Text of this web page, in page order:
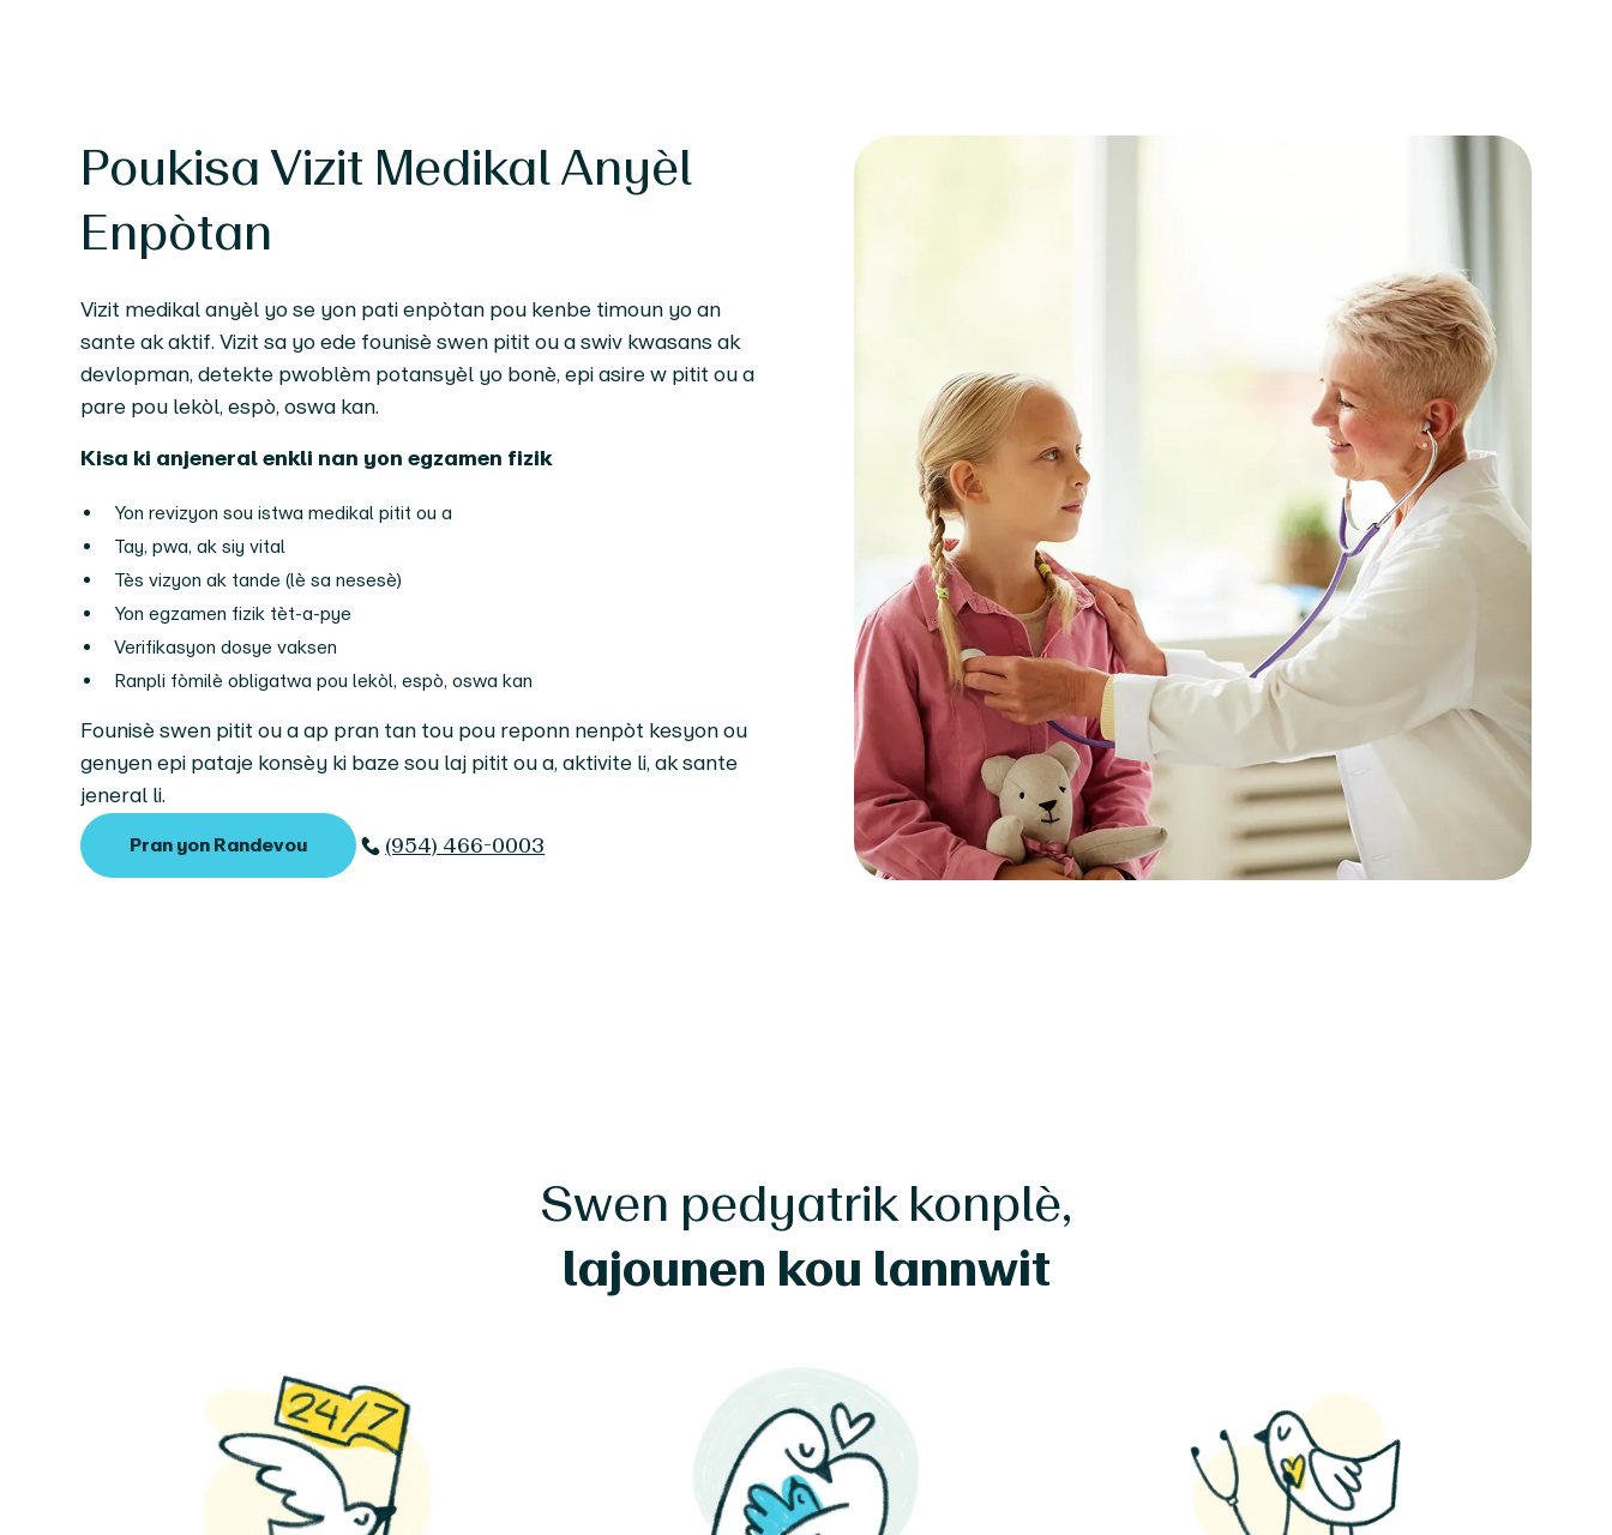
Poukisa Vizit Medikal Anyèl
Enpòtan
Vizit medikal anyèl yo se yon pati enpòtan pou kenbe timoun yo an
sante ak aktif. Vizit sa yo ede founisè swen pitit ou a swiv kwasans ak
devlopman, detekte pwoblèm potansyèl yo bonè, epi asire w pitit ou a
pare pou lekòl, espò, oswa kan.
Kisa ki anjeneral enkli nan yon egzamen fizik
Yon revizyon sou istwa medikal pitit ou a
Tay, pwa, ak siy vital
Tès vizyon ak tande (lè sa nesesè)
Yon egzamen fizik tèt-a-pye
Verifikasyon dosye vaksen
Ranpli fòmilè obligatwa pou lekòl, espò, oswa kan
Founisè swen pitit ou a ap pran tan tou pou reponn nenpòt kesyon ou
genyen epi pataje konsèy ki baze sou laj pitit ou a, aktivite li, ak sante
jeneral li.
Pran yon Randevou (954) 466-0003
Swen pedyatrik konplè,
lajounen kou lannwit